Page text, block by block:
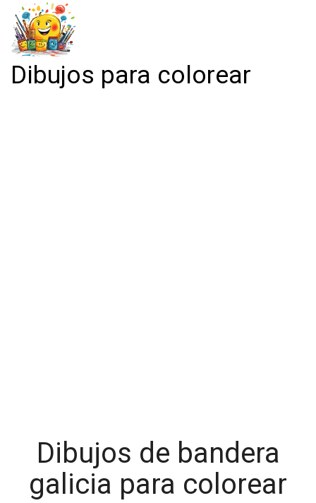
Dibujos para colorear
Dibujos de bandera
galicia para colorear